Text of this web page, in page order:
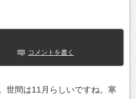
コメントを書く
世間は11月らしいですね。寒